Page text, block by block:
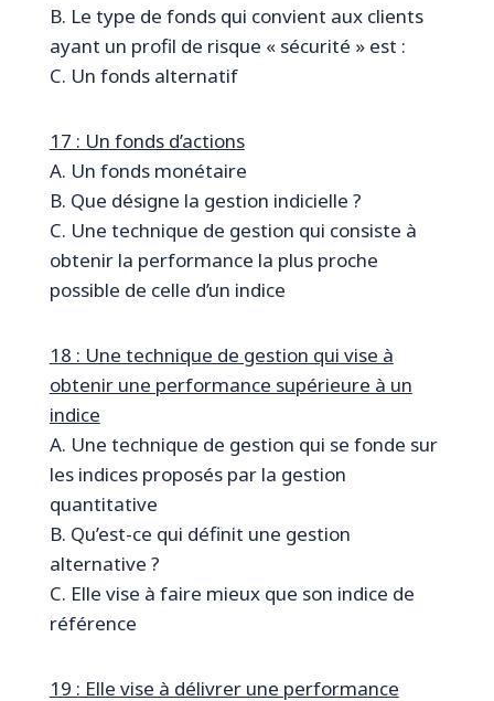
B. Le type de fonds qui convient aux clients
ayant un profil de risque « sécurité » est :
C. Un fonds alternatif
17 : Un fonds d’actions
A. Un fonds monétaire
B. Que désigne la gestion indicielle ?
C. Une technique de gestion qui consiste à
obtenir la performance la plus proche
possible de celle d’un indice
18 : Une technique de gestion qui vise à
obtenir une performance supérieure à un
indice
A. Une technique de gestion qui se fonde sur
les indices proposés par la gestion
quantitative
B. Qu’est-ce qui définit une gestion
alternative ?
C. Elle vise à faire mieux que son indice de
référence
19 : Elle vise à délivrer une performance